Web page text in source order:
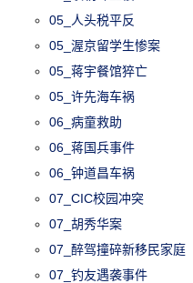
05_人头税平反
05_渥京留学生惨案
05_蒋宇餐馆猝亡
05_许先海车祸
06_病童救助
06_蒋国兵事件
06_钟道昌车祸
07_CIC校园冲突
07_胡秀华案
07_醉驾撞碎新移民家庭
07_钓友遇袭事件